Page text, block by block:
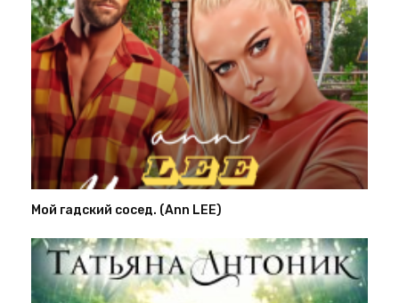
Мой гадский сосед. (Ann LEE)